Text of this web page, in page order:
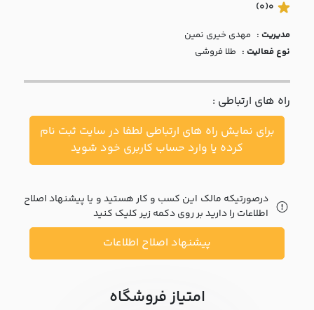
با ما
مقالات
اخبار
پرسش
متداول
خواست
0
(0)
مدیریت : مهدي خيري نمين
نوع فعالیت : طلا فروشی
راه های ارتباطی :
برای نمایش راه های ارتباطی لطفا در سایت ثبت نام
کرده یا وارد حساب کاربری خود شوید
درصورتیکه مالک این کسب و کار هستید و یا پیشنهاد اصلاح
اطلاعات را دارید بر روی دکمه زیر کلیک کنید
پیشنهاد اصلاح اطلاعات
امتیاز فروشگاه